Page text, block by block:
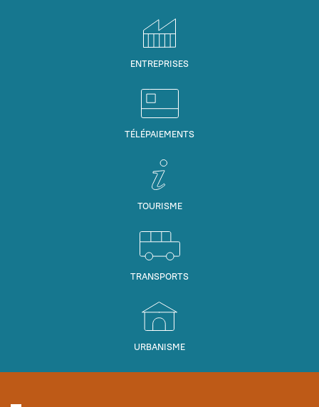
ENTREPRISES
TÉLÉPAIEMENTS
TOURISME
TRANSPORTS
URBANISME